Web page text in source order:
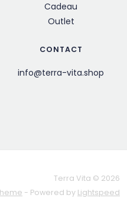
Cadeau
Outlet
CONTACT
info@terra-vita.shop
Terra Vita © 2026
- Powered by Lightspeed